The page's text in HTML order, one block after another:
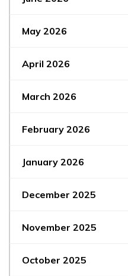
May 2026
April 2026
March 2026
February 2026
January 2026
December 2025
November 2025
October 2025